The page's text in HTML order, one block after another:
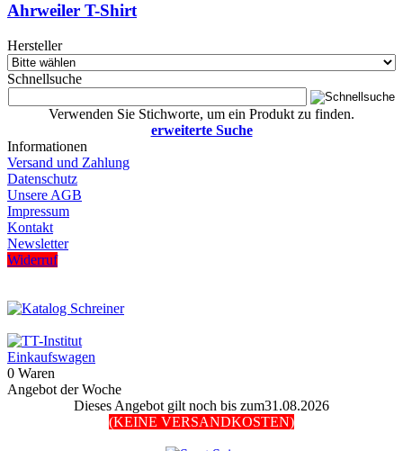
Ahrweiler T-Shirt
Hersteller
Schnellsuche
Verwenden Sie Stichworte, um ein Produkt zu finden.
erweiterte Suche
Informationen
Versand und Zahlung
Datenschutz
Unsere AGB
Impressum
Kontakt
Newsletter
Widerruf
Einkaufswagen
0 Waren
Angebot der Woche
Dieses Angebot gilt noch bis zum31.08.2026
(KEINE VERSANDKOSTEN)